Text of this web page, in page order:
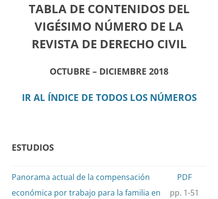
TABLA DE CONTENIDOS DEL
VIGÉSIMO NÚMERO DE LA
REVISTA DE DERECHO CIVIL
OCTUBRE – DICIEMBRE 2018
IR AL ÍNDICE DE TODOS LOS NÚMEROS
ESTUDIOS
Panorama actual de la compensación
económica por trabajo para la familia en
PDF
pp. 1-51